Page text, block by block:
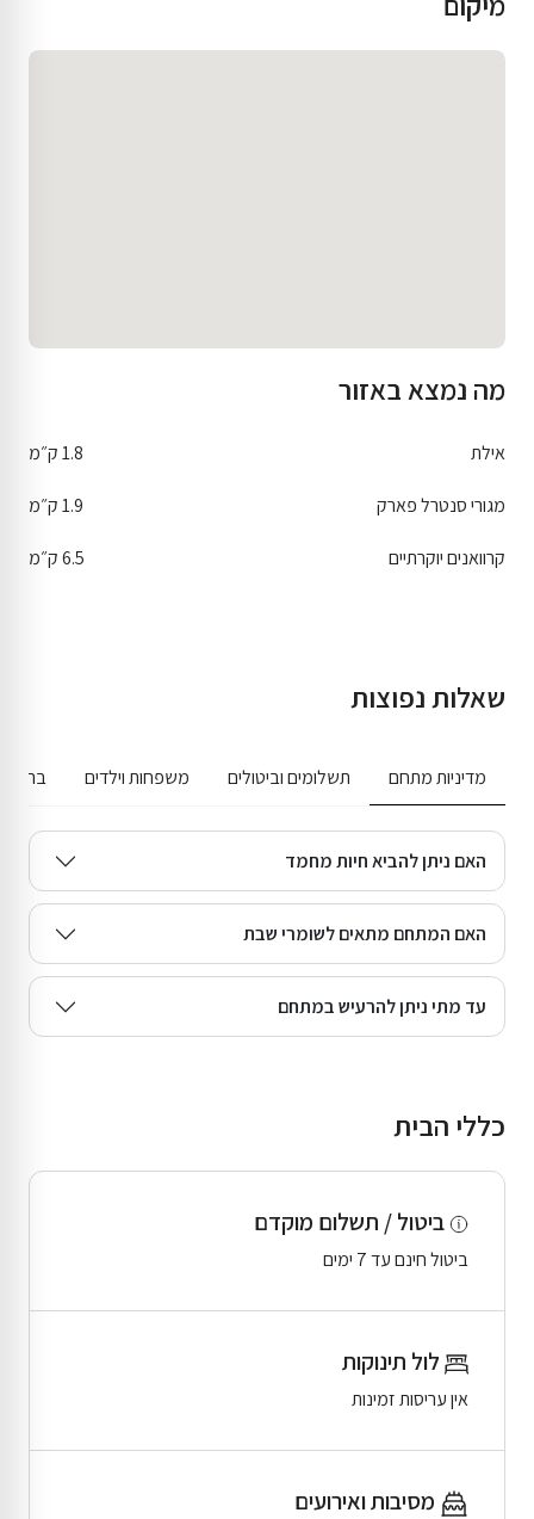
מה נמצא באזור
אילת 1.8 ק״מ
מגורי סנטרל פארק 1.9 ק״מ
קרוואנים יוקרתיים 6.5 ק״מ
שאלות נפוצות
מדיניות מתחם תשלומים וביטולים משפחות וילדים בריכה
האם ניתן להביא חיות מחמד
האם המתחם מתאים לשומרי שבת
עד מתי ניתן להרעיש במתחם
כללי הבית
ביטול / תשלום מוקדם
ביטול חינם עד 7 ימים
לול תינוקות
אין עריסות זמינות
מסיבות ואירועים